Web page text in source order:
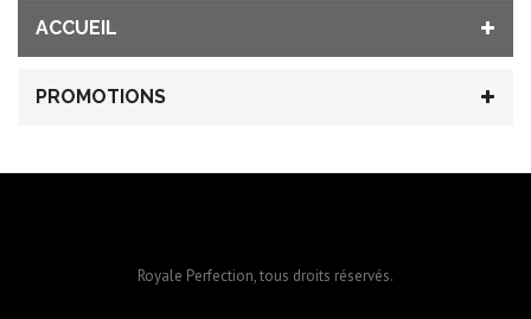
ACCUEIL
PROMOTIONS
Royale Perfection, tous droits réservés.